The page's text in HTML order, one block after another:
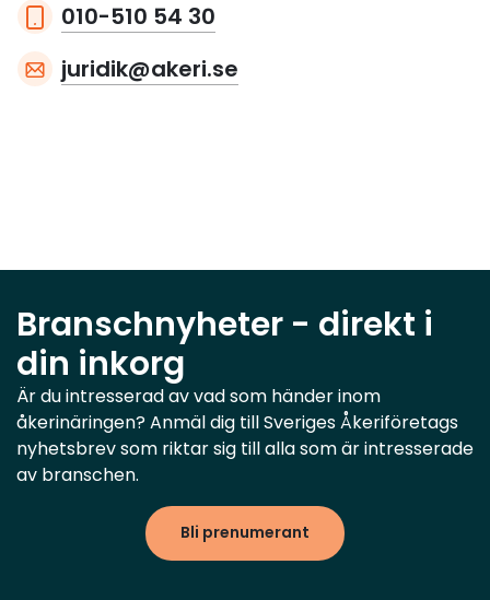
010-510 54 30
juridik@akeri.se
Branschnyheter - direkt i
din inkorg
Är du intresserad av vad som händer inom
åkerinäringen? Anmäl dig till Sveriges Åkeriföretags
nyhetsbrev som riktar sig till alla som är intresserade
av branschen.
Bli prenumerant